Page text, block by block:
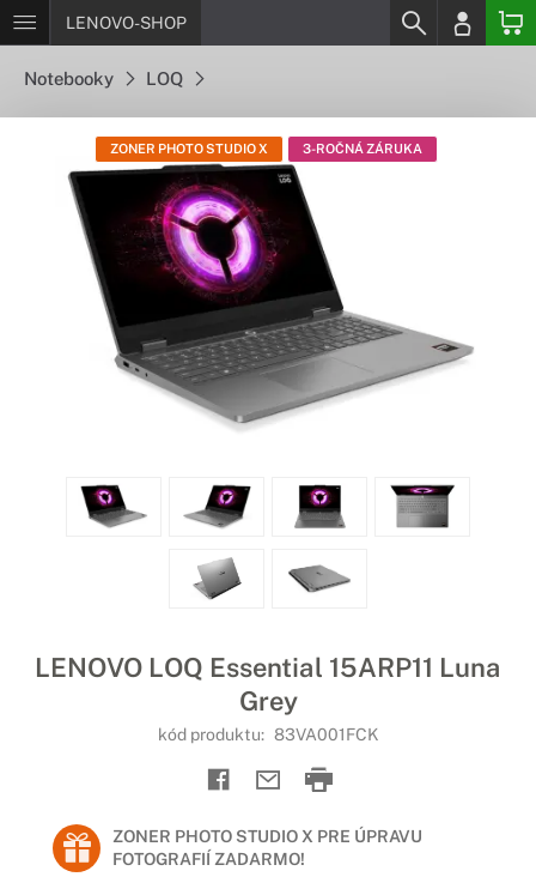
LENOVO-SHOP
Notebooky LOQ
ZONER PHOTO STUDIO X 3-ROČNÁ ZÁRUKA
LENOVO LOQ Essential 15ARP11 Luna
Grey
kód produktu: 83VA001FCK
ZONER PHOTO STUDIO X PRE ÚPRAVU
FOTOGRAFIÍ ZADARMO!